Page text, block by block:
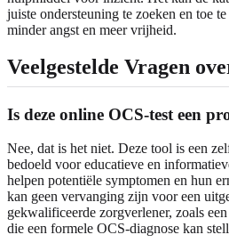
juiste ondersteuning te zoeken en toe
minder angst en meer vrijheid.
Veelgestelde Vragen
Is deze online OCS-test een
Nee, dat is het niet. Deze tool is een
bedoeld voor educatieve en
helpen potentiële symptomen en hun
kan geen vervanging zijn voor een
gekwalificeerde zorgverlener, zoals
die een formele OCS-diagnose kan